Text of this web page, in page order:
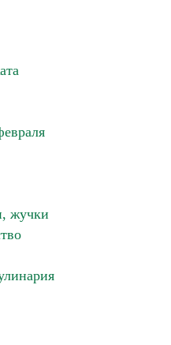
жучки